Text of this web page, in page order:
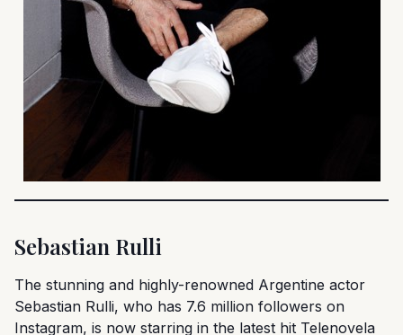
Sebastian Rulli
The stunning and highly-renowned Argentine actor
Sebastian Rulli, who has 7.6 million followers on
Instagram, is now starring in the latest hit Telenovela